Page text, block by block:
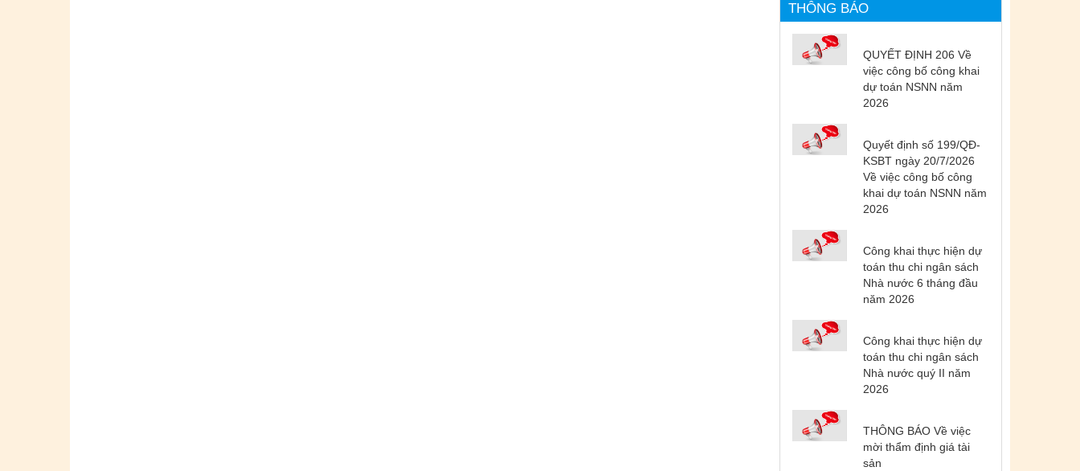
THÔNG BÁO
QUYẾT ĐỊNH 206 Về
việc công bố công khai
dự toán NSNN năm
2026
Quyết định số 199/QĐ-
KSBT ngày 20/7/2026
Về việc công bố công
khai dự toán NSNN năm
2026
Công khai thực hiện dự
toán thu chi ngân sách
Nhà nước 6 tháng đầu
năm 2026
Công khai thực hiện dự
toán thu chi ngân sách
Nhà nước quý II năm
2026
THÔNG BÁO Về việc
mời thẩm định giá tài
sản